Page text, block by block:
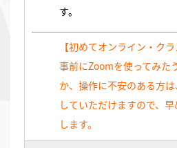
す。
【初めてオンライン・ク
事前にZoomを使ってみた
か、操作に不安のある方
していただけますので、
します。